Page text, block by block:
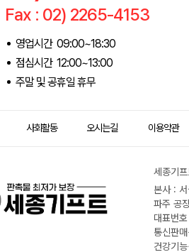
Fax : 02) 2265-4153
영업시간 09:00~18:30
점심시간 12:00~13:00
주말 및 공휴일 휴무
사회활동 오시는길 이용약관
세종기
본사 :
파주 공
대표번
통신판
건강기